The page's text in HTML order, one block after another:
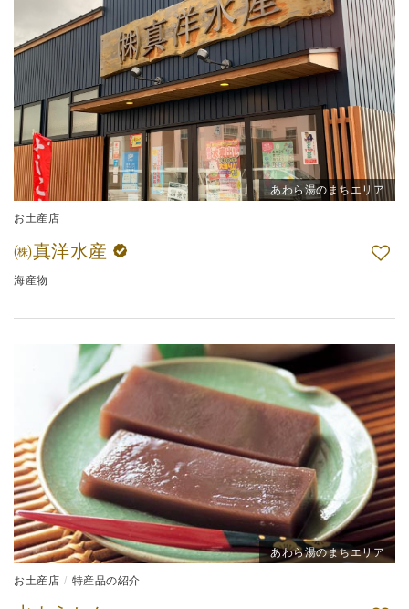
あわら湯のまちエリア
お土産店
㈱真洋水産
海産物
あわら湯のまちエリア
お土産店 特産品の紹介